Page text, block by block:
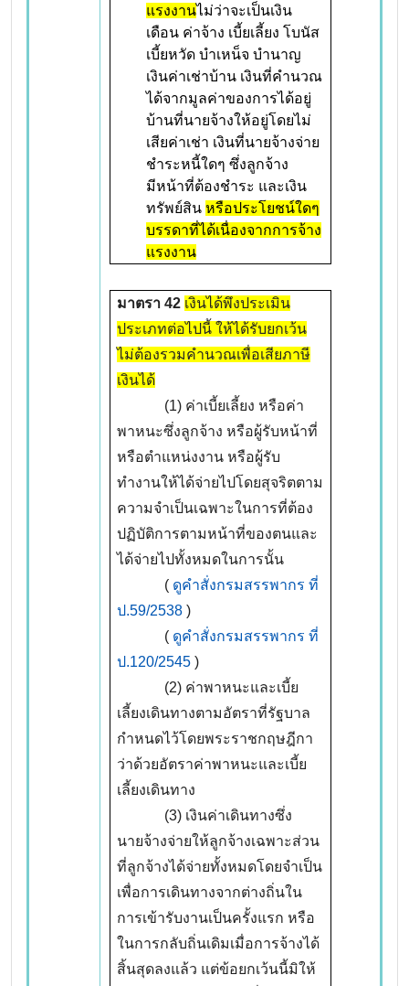
แรงงานไม่ว่าจะเป็นเงิน
เดือน ค่าจ้าง เบี้ยเลี้ยง โบนัส
เบี้ยหวัด บำเหน็จ บำนาญ
เงินค่าเช่าบ้าน เงินที่คำนวณ
ได้จากมูลค่าของการได้อยู่
บ้านที่นายจ้างให้อยู่โดยไม่
เสียค่าเช่า เงินที่นายจ้างจ่าย
ชำระหนี้ใดๆ ซึ่งลูกจ้าง
มีหน้าที่ต้องชำระ และเงิน
ทรัพย์สินหรือประโยชน์ใดๆ
บรรดาที่ได้เนื่องจากการจ้าง
แรงงาน
มาตรา42 เงินได้พึงประเมิน
ประเภทต่อไปนี้ ให้ได้รับยกเว้น
ไม่ต้องรวมคำนวณเพื่อเสียภาษี
เงินได้
(1) ค่าเบี้ยเลี้ยง หรือค่า
พาหนะซึ่งลูกจ้าง หรือผู้รับหน้าที่
หรือตำแหน่งงาน หรือผู้รับ
ทำงานให้ได้จ่ายไปโดยสุจริตตาม
ความจำเป็นเฉพาะในการที่ต้อง
ปฏิบัติการตามหน้าที่ของตนและ
ได้จ่ายไปทั้งหมดในการนั้น
( ดูคำสั่งกรมสรรพากร ที่
ป.59/2538 )
( ดูคำสั่งกรมสรรพากร ที่
ป.120/2545 )
(2) ค่าพาหนะและเบี้ย
เลี้ยงเดินทางตามอัตราที่รัฐบาล
กำหนดไว้โดยพระราชกฤษฎีกา
ว่าด้วยอัตราค่าพาหนะและเบี้ย
เลี้ยงเดินทาง
(3) เงินค่าเดินทางซึ่ง
นายจ้างจ่ายให้ลูกจ้างเฉพาะส่วน
ที่ลูกจ้างได้จ่ายทั้งหมดโดยจำเป็น
เพื่อการเดินทางจากต่างถิ่นใน
การเข้ารับงานเป็นครั้งแรก หรือ
ในการกลับถิ่นเดิมเมื่อการจ้างได้
สิ้นสุดลงแล้ว แต่ข้อยกเว้นนี้มิให้